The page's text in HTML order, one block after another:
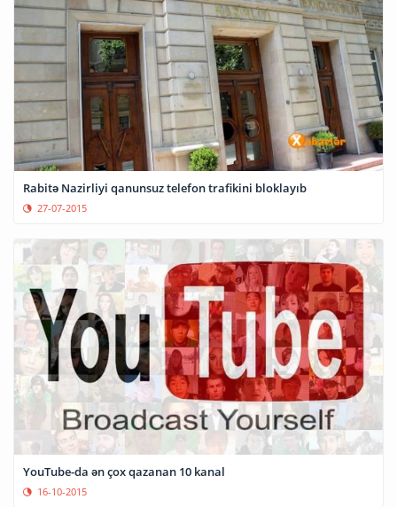
Rabitə Nazirliyi qanunsuz telefon trafikini bloklayıb
27-07-2015
YouTube-da ən çox qazanan 10 kanal
16-10-2015